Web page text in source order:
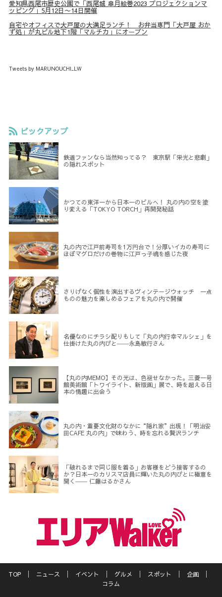
愛知県西尾市歴史公園で「西尾城 皐月絵巻2023 プロジェクションマ
ッピング」5月12日〜14日開催
自宅やオフィスで大戸屋の大満足ランチ！ お弁当専門「大戸屋 おか
ず処」が丸ビル地下1階「マルチカ」にオープン
Tweets by MARUNOUCHI_LW
ピックアップ
鉄道ファンなら当然知ってる？ 東京駅「栄光と悲劇」
の隠れスポット
かつての東洋一から日本一のビルへ！ 丸の内の空を塗
り変える「TOKYO TORCH」再開発秘話
丸の内で江戸前寿司を1万円台で！分厚いイカの寿司に
ほぼマグロだけの巻物に江戸っ子魂を感じた夜
さりげなく個性を演出するヴィンテージウォッチ 一点
ものの魅力を楽しめるフェアを丸の内で開催
名優なのにチラシ配りもして「丸の内行幸マルシェ」を
仕掛けた丸の内びと――永島敏行さん
【丸の内MEMO】その光は、色褪せなかった。三菱一号
館美術館「トワイライト、新版画」展で、時を超える日
本の情趣に出会う
丸の内・重要文化財のなかに“隠れ家”出現！「明治安
田CAFE 丸の内」で味わう、時を忘れる贅沢ランチ
「破れるまで同じ服を着る」お客様をどう接客するの
か？日本一のカリスマ店員に輝いた丸の内びとに極意を
聞く―― 仁藤はるかさん
TOP ニュース イベント グルメ スポット
企画
コラム